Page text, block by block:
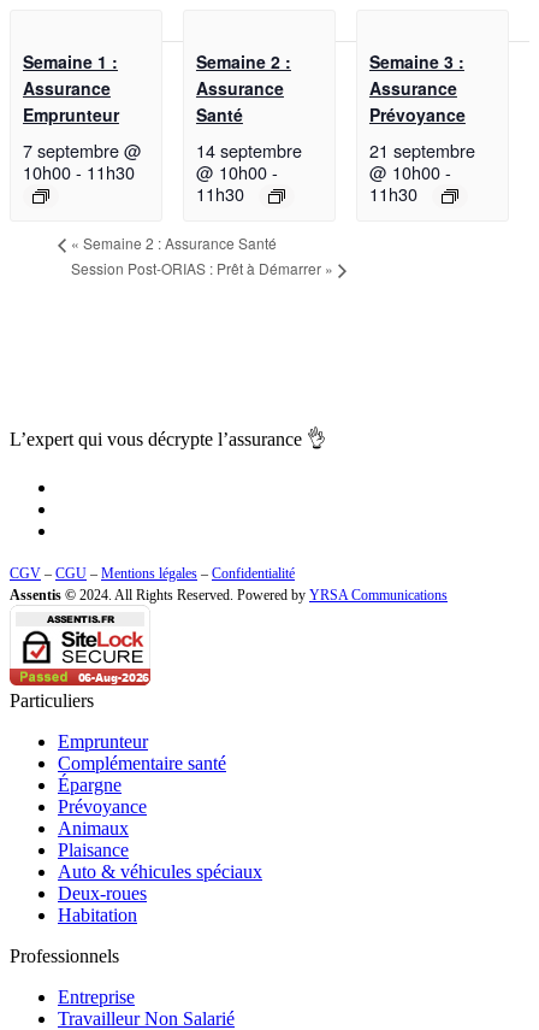
Semaine 1 :
Assurance
Emprunteur
7 septembre @
10h00- 11h30
Semaine 2 :
Assurance
Santé
14 septembre
@ 10h00-
11h30
Semaine 3 :
Assurance
Prévoyance
21 septembre
@ 10h00-
11h30
« Semaine 2 : Assurance Santé
Session Post-ORIAS : Prêt à Démarrer »
L’expert qui vous décrypte l’assurance 👌
CGV – CGU – Mentions légales – Confidentialité
Assentis © 2024. All Rights Reserved. Powered by YRSA Communications
Particuliers
Emprunteur
Complémentaire santé
Épargne
Prévoyance
Animaux
Plaisance
Auto & véhicules spéciaux
Deux-roues
Habitation
Professionnels
Entreprise
Travailleur Non Salarié